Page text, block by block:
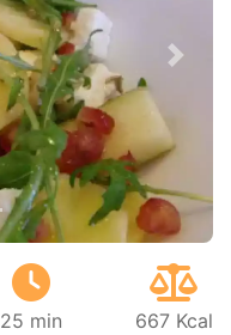
25 min 667 Kcal